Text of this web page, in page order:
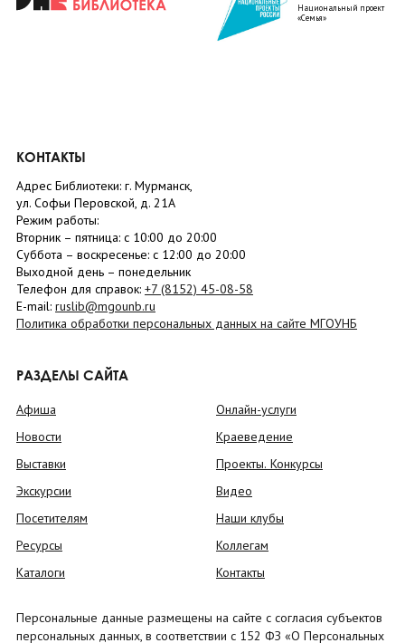
Национальный проект
«Семья»
КОНТАКТЫ
Адрес Библиотеки: г. Мурманск,
ул. Софьи Перовской, д. 21А
Режим работы:
Вторник – пятница: с 10:00 до 20:00
Суббота – воскресенье: c 12:00 до 20:00
Выходной день – понедельник
Телефон для справок: +7 (8152) 45-08-58
E-mail: ruslib@mgounb.ru
Политика обработки персональных данных на сайте МГОУНБ
РАЗДЕЛЫ САЙТА
Афиша
Новости
Выставки
Экскурсии
Посетителям
Ресурсы
Каталоги
Онлайн-услуги
Краеведение
Проекты. Конкурсы
Видео
Наши клубы
Коллегам
Контакты
Персональные данные размещены на сайте с согласия субъектов
персональных данных, в соответствии с 152 ФЗ «О Персональных